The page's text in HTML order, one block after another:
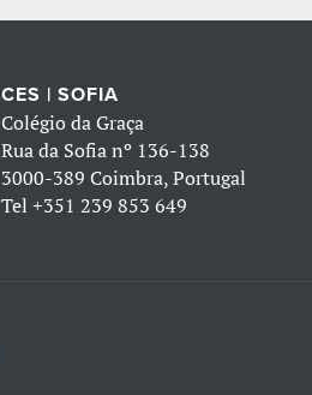
CES | SOFIA
Colégio da Graça
Rua da Sofia nº 136-138
3000-389 Coimbra, Portugal
Tel +351 239 853 649